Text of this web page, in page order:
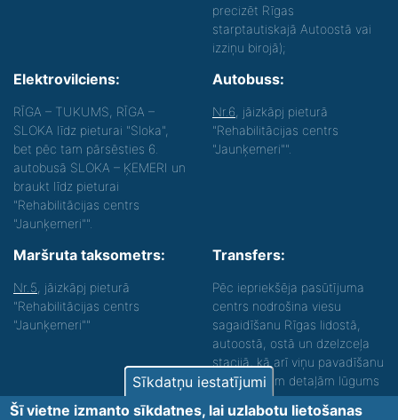
precizēt Rīgas
starptautiskajā Autoostā vai
izziņu birojā);
Elektrovilciens:
RĪGA – TUKUMS, RĪGA –
SLOKA līdz pieturai "Sloka",
bet pēc tam pārsēsties 6.
autobusā SLOKA – ĶEMERI un
braukt līdz pieturai
"Rehabilitācijas centrs
"Jaunķemeri"".
Autobuss:
Nr.6 , jāizkāpj pieturā
"Rehabilitācijas centrs
"Jaunķemeri"".
Maršruta taksometrs:
Nr.5 , jāizkāpj pieturā
"Rehabilitācijas centrs
"Jaunķemeri""
Transfers:
Pēc iepriekšēja pasūtījuma
centrs nodrošina viesu
sagaidīšanu Rīgas lidostā,
autoostā, ostā un dzelzceļa
stacijā, kā arī viņu pavadīšanu
(par sīkākām detaļām lūgums
Sīkdatņu iestatījumi
Šī vietne izmanto sīkdatnes, lai uzlabotu lietošanas